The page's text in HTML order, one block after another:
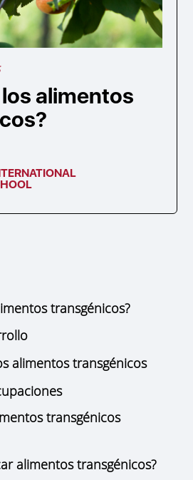
alimentos
transgénicos?
alimentos transgénicos
transgénicos
alimentos transgénicos?